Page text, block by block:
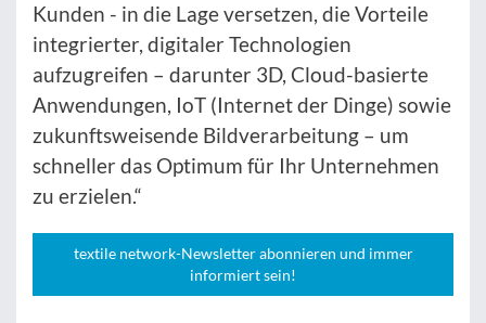
Kunden - in die Lage versetzen, die Vorteile
integrierter, digitaler Technologien
aufzugreifen – darunter 3D, Cloud-basierte
Anwendungen, IoT (Internet der Dinge) sowie
zukunftsweisende Bildverarbeitung – um
schneller das Optimum für Ihr Unternehmen
zu erzielen.“
textile network-Newsletter abonnieren und immer
informiert sein!